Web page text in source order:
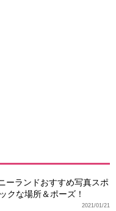
ーランドおすすめ写真スポ
クな場所＆ポーズ！
2021/01/21